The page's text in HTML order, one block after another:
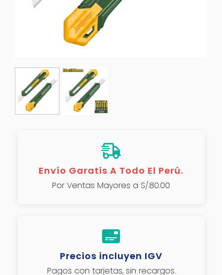
Envío Garatis A Todo El Perú.
Por Ventas Mayores a S/.80.00
Precios incluyen IGV
Pagos con tarjetas, sin recargos.